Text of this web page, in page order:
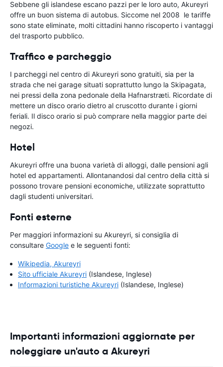
Sebbene gli islandese escano pazzi per le loro auto, Akureyri
offre un buon sistema di autobus. Siccome nel 2008 le tariffe
sono state eliminate, molti cittadini hanno riscoperto i vantaggi
del trasporto pubblico.
Traffico e parcheggio
I parcheggi nel centro di Akureyri sono gratuiti, sia per la
strada che nei garage situati soprattutto lungo la Skipagata,
nei pressi della zona pedonale della Hafnarstræti. Ricordate di
mettere un disco orario dietro al cruscotto durante i giorni
feriali. Il disco orario si può comprare nella maggior parte dei
negozi.
Hotel
Akureyri offre una buona varietà di alloggi, dalle pensioni agli
hotel ed appartamenti. Allontanandosi dal centro della città si
possono trovare pensioni economiche, utilizzate soprattutto
dagli studenti universitari.
Fonti esterne
Per maggiori informazioni su Akureyri, si consiglia di
consultare Google e le seguenti fonti:
Wikipedia, Akureyri
Sito ufficiale Akureyri (Islandese, Inglese)
Informazioni turistiche Akureyri (Islandese, Inglese)
Importanti informazioni aggiornate per
noleggiare un'auto a Akureyri